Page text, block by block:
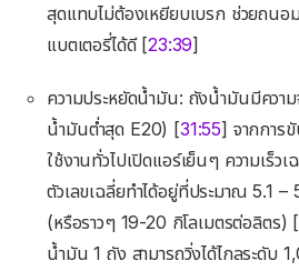
สุดแทบไม่ต้องเหยียบเบรก ช่วยถนอ
แบตเตอรี่ได้ดี [23:39]
ความประหยัดน้ำมัน: ถังน้ำมันมีควา
น้ำมันต่ำสุด E20) [31:55] จากการ
ใช้งานทั่วไปเปิดแอร์เย็นๆ ความเร็
ตัวเลขเฉลี่ยทำได้อยู่ที่ประมาณ 5.1 –
(หรือราวๆ 19-20 กิโลเมตรต่อลิตร) [
น้ำมัน 1 ถัง สามารถวิ่งได้ไกลระดับ